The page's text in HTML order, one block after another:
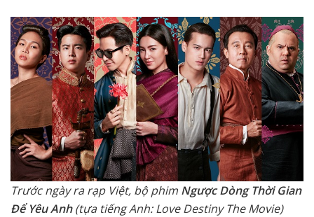
Trước ngày ra rạp Việt, bộ phim Ngược Dòng Thời Gian
Để Yêu Anh(tựa tiếng Anh: Love Destiny The Movie)